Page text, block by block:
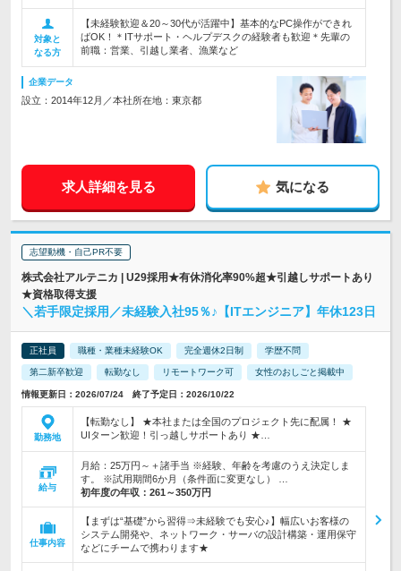
対象と
なる方
【未経験歓迎＆20～30代が活躍中】基本的なPC操作ができれ
ばOK！＊ITサポート・ヘルプデスクの経験者も歓迎＊先輩の
前職：営業、引越し業者、漁業など
企業データ
設立：2014年12月／本社所在地：東京都
求人詳細を見る 気になる
志望動機・自己PR不要
株式会社アルテニカ | U29採用★有休消化率90%超★引越しサポートあり
★資格取得支援
＼若手限定採用／未経験入社95％♪【ITエンジニア】年休123日
正社員 職種・業種未経験OK 完全週休2日制 学歴不問
第二新卒歓迎 転勤なし リモートワーク可 女性のおしごと掲載中
情報更新日：2026/07/24 終了予定日：2026/10/22
勤務地
【転勤なし】 ★本社または全国のプロジェクト先に配属！ ★
UIターン歓迎！引っ越しサポートあり ★…
給与
月給：25万円～＋諸手当 ※経験、年齢を考慮のうえ決定しま
す。 ※試用期間6か月（条件面に変更なし） …
初年度の年収： 261～350万円
仕事内容
【まずは“基礎”から習得⇒未経験でも安心♪】幅広いお客様の
システム開発や、ネットワーク・サーバの設計構築・運用保守
などにチームで携わります★